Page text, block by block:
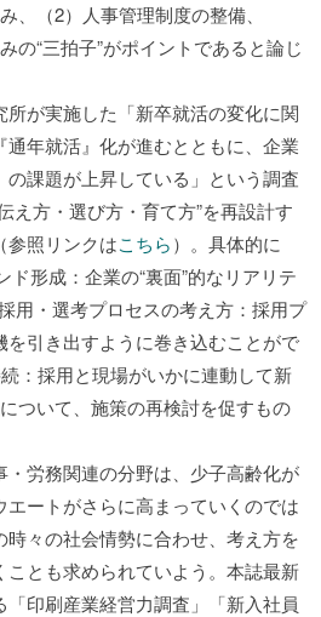
、（2）人事管理制度の整備、
の“三拍子”がポイントであると論じ
が実施した「新卒就活の変化に関
年就活』化が進むとともに、企業
課題が上昇している」という調査
え方・選び方・育て方”を再設計す
参照リンクはこちら）。具体的に
形成：企業の“裏面”的なリアリテ
用・選考プロセスの考え方：採用プ
を引き出すように巻き込むことがで
：採用と現場がいかに連動して新
ついて、施策の再検討を促すもの
労務関連の分野は、少子高齢化が
ートがさらに高まっていくのでは
々の社会情勢に合わせ、考え方を
とも求められていよう。本誌最新
印刷産業経営力調査」「新入社員